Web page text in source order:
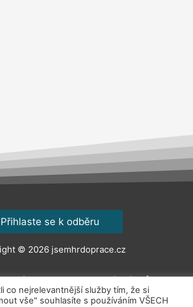
Přihlaste se k odběru
© 2026 jsemhrdoprace.cz
Ochrana osobních údajů Kontakt
co nejrelevantnější služby tím, že si
vše" souhlasíte s používáním VŠECH